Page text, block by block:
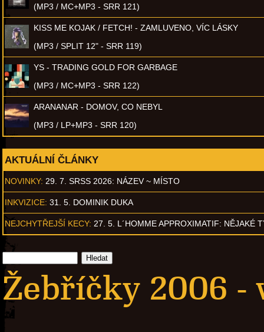
(MP3 / MC+MP3 - SRR 121)
KISS ME KOJAK / FETCH! - ZAMLUVENO, VÍC LÁSKY
(MP3 / SPLIT 12" - SRR 119)
YS - TRADING GOLD FOR GARBAGE
(MP3 / MC+MP3 - SRR 122)
ARANANAR - DOMOV, CO NEBYL
(MP3 / LP+MP3 - SRR 120)
AKTUÁLNÍ ČLÁNKY
NOVINKY: 29. 7. SRSS 2026: NÁZEV ~ MÍSTO
INKVIZICE: 31. 5. DOMINIK DUKA
NEJCHYTŘEJŠÍ KECY: 27. 5. L´HOMME APPROXIMATIF: NĚJAKÉ
Žebříčky 2006 -